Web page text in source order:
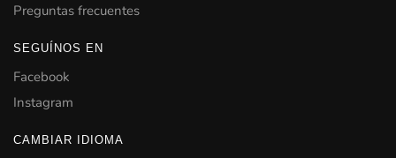
Preguntas frecuentes
SEGUÍNOS EN
Facebook
Instagram
CAMBIAR IDIOMA